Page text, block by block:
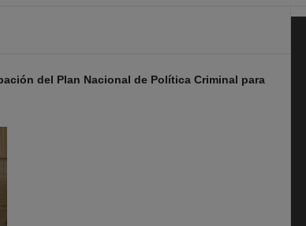
del Plan Nacional de Política Criminal para